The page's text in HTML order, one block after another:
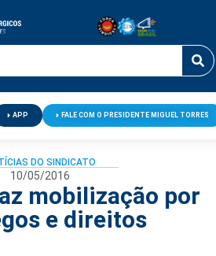
APP FALE COM O PRESIDENTE MIGUEL TORRES
DO SINDICATO
10/05/2016
mobilização por
e direitos